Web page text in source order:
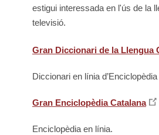
estigui interessada en l'ús de la
televisió.
Gran Diccionari de la Llengua
Diccionari en línia
Gran Enciclopèdia Catalana
Enciclopèdia en línia.